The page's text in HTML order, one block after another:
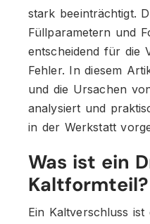
stark beeinträchtigt.
Füllparametern und
entscheidend für die
Fehler. In diesem
und die Ursachen
analysiert und
in der Werkstatt
Was ist ein
Kaltformteil?
Ein Kaltverschluss